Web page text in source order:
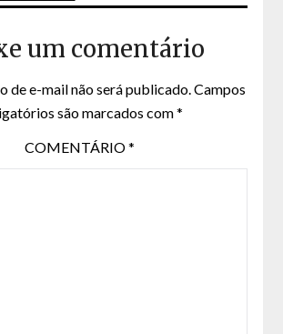
um comentário
de e-mail não será publicado. Campos
são marcados com*
COMENTÁRIO*